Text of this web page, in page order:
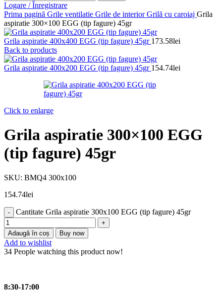
Logare / Înregistrare
Prima pagină Grile ventilatie Grile de interiorGrilă cu caroiaj Grila
aspiratie 300×100 EGG (tip fagure) 45gr
Grila aspiratie 400x400 EGG (tip fagure) 45gr 173.58lei
Back to products
Grila aspiratie 400x200 EGG (tip fagure) 45gr 154.74lei
Click to enlarge
Grila aspiratie 300×100 EGG
(tip fagure) 45gr
SKU: BMQ4 300x100
154.74lei
Cantitate Grila aspiratie 300x100 EGG (tip fagure) 45gr
Adaugă în coș Buy now
Add to wishlist
34 People watching this product now!
8:30-17:00